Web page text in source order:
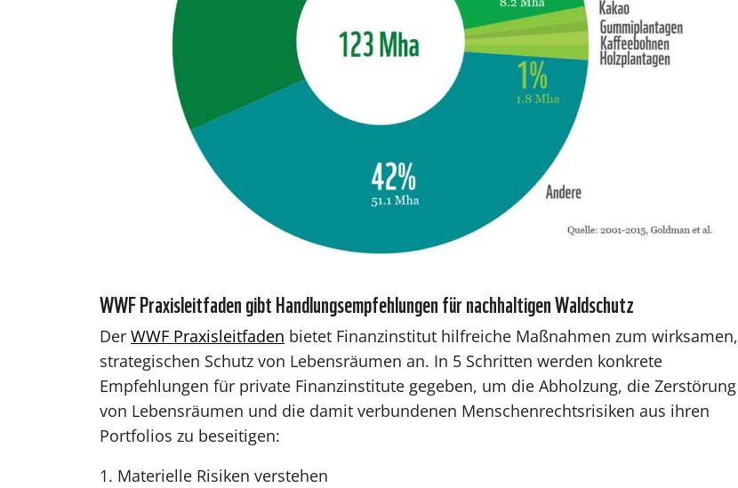
WWF Praxisleitfaden gibt Handlungsempfehlungen für nachhaltigen Waldschutz
Der WWF Praxisleitfaden bietet Finanzinstitut hilfreiche Maßnahmen zum wirksamen,
strategischen Schutz von Lebensräumen an. In 5 Schritten werden konkrete
Empfehlungen für private Finanzinstitute gegeben, um die Abholzung, die Zerstörung
von Lebensräumen und die damit verbundenen Menschenrechtsrisiken aus ihren
Portfolios zu beseitigen:
Materielle Risiken verstehen